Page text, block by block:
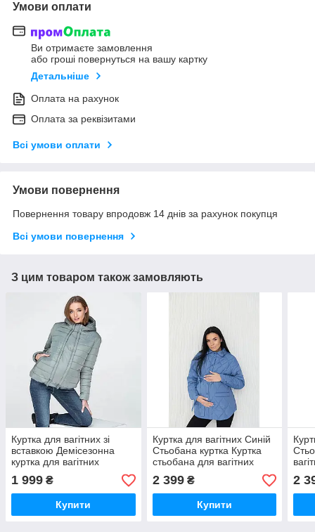
Умови оплати
Ви отримаєте замовлення
або гроші повернуться на вашу картку
Детальніше
Оплата на рахунок
Оплата за реквізитами
Всі умови оплати
Умови повернення
Повернення товару впродовж 14 днів за рахунок покупця
Всі умови повернення
З цим товаром також замовляють
Куртка для вагітних зі
вставкою Демісезонна
куртка для вагітних
вагітних
1 999 ₴
Купити
Куртка для вагітних Синій
Стьобана куртка Куртка
стьобана для вагітних
Модна куртка для вагітних
2 399₴
Купити
2